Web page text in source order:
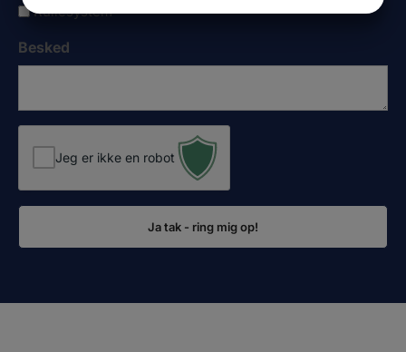
Rullesystem
Besked
Jeg er ikke en robot